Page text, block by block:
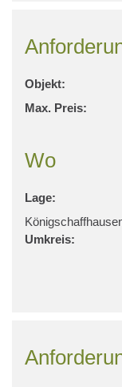
Objekt:
Max. Preis:
Wo
Lage:
Umkreis: